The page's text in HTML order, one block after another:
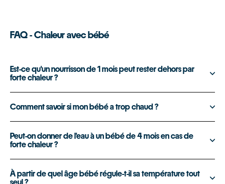
FAQ - Chaleur avec bébé
Est-ce qu'un nourrisson de 1 mois peut rester dehors par
forte chaleur ?
Comment savoir si mon bébé a trop chaud ?
Peut-on donner de l'eau à un bébé de 4 mois en cas de
forte chaleur ?
À partir de quel âge bébé régule-t-il sa température tout
seul ?